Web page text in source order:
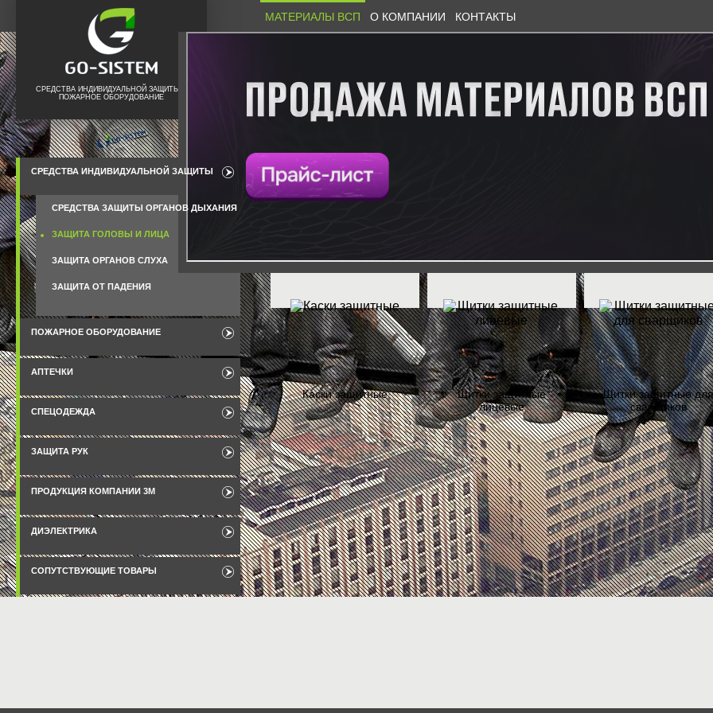
СРЕДСТВА ИНДИВИДУАЛЬНОЙ ЗАЩИТЫ И
ПОЖАРНОЕ ОБОРУДОВАНИЕ
МАТЕРИАЛЫ ВСП О КОМПАНИИ КОНТАКТЫ
СРЕДСТВА ИНДИВИДУАЛЬНОЙ ЗАЩИТЫ
СРЕДСТВА ЗАЩИТЫ ОРГАНОВ ДЫХАНИЯ
ЗАЩИТА ГОЛОВЫ И ЛИЦА
ЗАЩИТА ОРГАНОВ СЛУХА
ЗАЩИТА ОТ ПАДЕНИЯ
ПОЖАРНОЕ ОБОРУДОВАНИЕ
АПТЕЧКИ
СПЕЦОДЕЖДА
ЗАЩИТА РУК
ПРОДУКЦИЯ КОМПАНИИ 3М
ДИЭЛЕКТРИКА
СОПУТСТВУЮЩИЕ ТОВАРЫ
Каски защитные
Щитки защитные
лицевые
Щитки защитные для
сварщиков